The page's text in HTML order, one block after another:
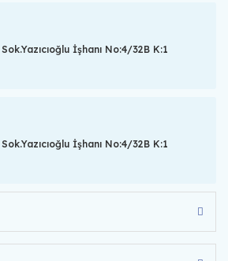
İşhanı No:4/32B K:1
İşhanı No:4/32B K:1